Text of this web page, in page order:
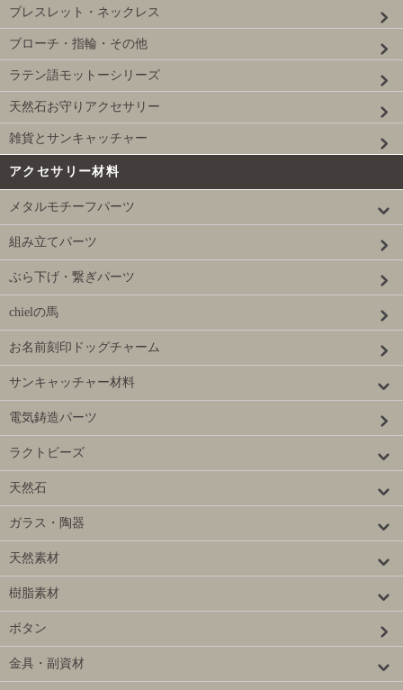
ブレスレット・ネックレス
ブローチ・指輪・その他
ラテン語モットーシリーズ
天然石お守りアクセサリー
雑貨とサンキャッチャー
アクセサリー材料
メタルモチーフパーツ
組み立てパーツ
ぶら下げ・繋ぎパーツ
chielの馬
お名前刻印ドッグチャーム
サンキャッチャー材料
電気鋳造パーツ
ラクトビーズ
天然石
ガラス・陶器
天然素材
樹脂素材
ボタン
金具・副資材